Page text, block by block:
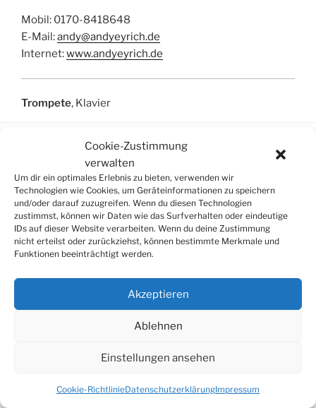
Cookie-Zustimmung
verwalten
Um dir ein optimales Erlebnis zu bieten, verwenden wir
Technologien wie Cookies, um Geräteinformationen zu speichern
und/oder darauf zuzugreifen. Wenn du diesen Technologien
zustimmst, können wir Daten wie das Surfverhalten oder eindeutige
IDs auf dieser Website verarbeiten. Wenn du deine Zustimmung
nicht erteilst oder zurückziehst, können bestimmte Merkmale und
Funktionen beeinträchtigt werden.
Akzeptieren
Ablehnen
Einstellungen ansehen
Cookie-RichtlinieDatenschutzerklärungImpressum
Mobil: 0170-8418648
E-Mail:andy@andyeyrich.de
Internet:www.andyeyrich.de
Trompete, Klavier
SUCHE
Suchen
nach: